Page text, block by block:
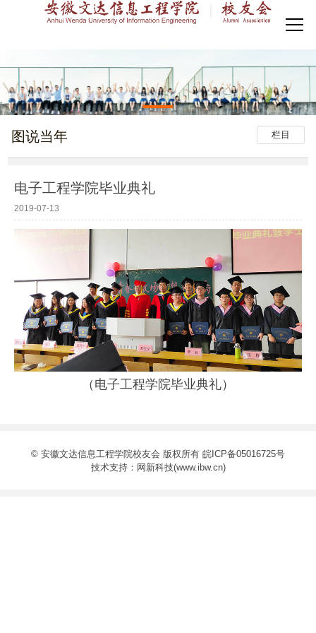
栏目
图说当年
电子工程学院毕业典礼
2019-07-13
（ 电子工程学院毕业典礼）
© 安徽文达信息工程学院校友会 版权所有 皖ICP备05016725号
技术支持： 网新科技(www.ibw.cn)